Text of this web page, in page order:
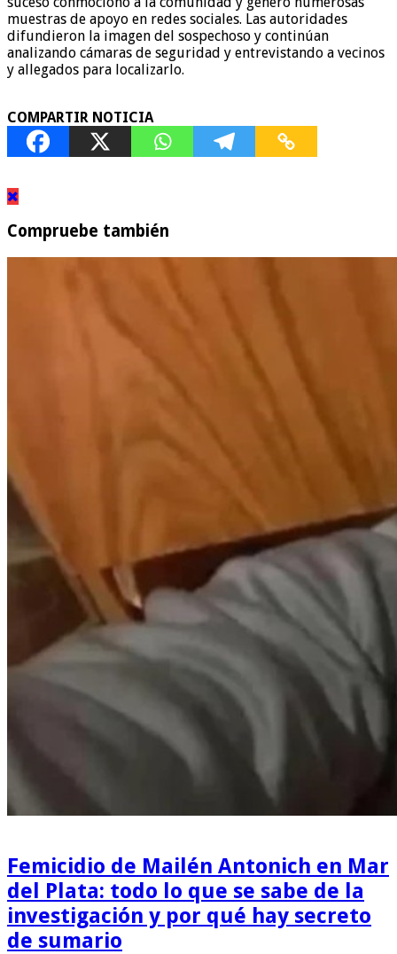
muestras de apoyo en redes sociales. Las autoridades
difundieron la imagen del sospechoso y continúan
analizando cámaras de seguridad y entrevistando a vecinos
y allegados para localizarlo.
COMPARTIR NOTICIA
Compruebe también
Femicidio de Mailén Antonich en Mar
del Plata: todo lo que se sabe de la
investigación y por qué hay secreto
de sumario